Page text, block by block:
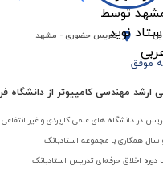
تدریس حضوری - مشهد
موفق
ارشد مهندسی کامپیوتر از
همکاری با مجموعه استادبانک
دوره اخلاق حرفه‌ای تدریس استادبانک